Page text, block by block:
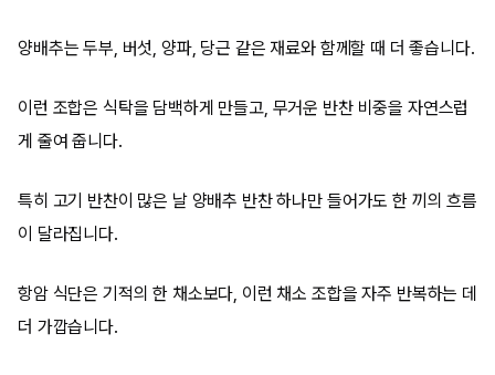
양배추는 두부, 버섯, 양파, 당근 같은 재료와 함께할 때 더 좋습니다.
이런 조합은 식탁을 담백하게 만들고, 무거운 반찬 비중을 자연스럽
게 줄여 줍니다.
특히 고기 반찬이 많은 날 양배추 반찬 하나만 들어가도 한 끼의 흐름
이 달라집니다.
항암 식단은 기적의 한 채소보다, 이런 채소 조합을 자주 반복하는 데
더 가깝습니다.